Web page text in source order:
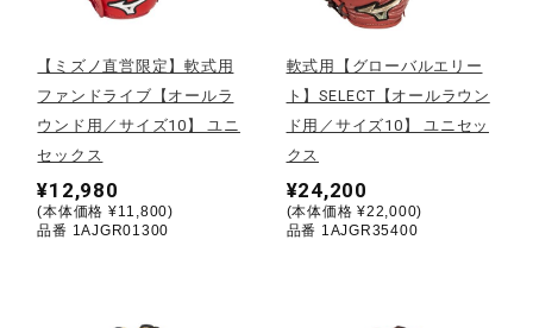
アウトドア／レイン
サポーター
健康／エクササイズ
【ミズノ直営限定】軟式用
ファンドライブ【オールラ
ウンド用／サイズ10】 ユニ
セックス
¥12,980
(本体価格 ¥11,800)
品番 1AJGR01300
軟式用【グローバルエリー
ト】SELECT【オールラウン
ド用／サイズ10】 ユニセッ
クス
¥24,200
(本体価格 ¥22,000)
品番 1AJGR35400